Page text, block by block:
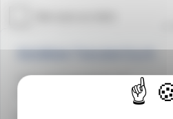
Autolinee Toscane S.p.A.
Viale del Progresso n. 6
50032 Borgo San Lorenzo (FI)